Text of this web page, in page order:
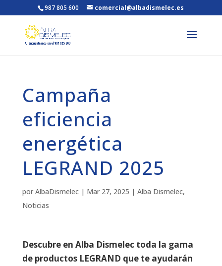
987 805 600 comercial@albadismelec.es
Campaña
eficiencia
energética
LEGRAND 2025
por AlbaDismelec| Mar 27, 2025 | Alba Dismelec,
Noticias
Descubre en Alba Dismelec toda la gama
de productos LEGRAND que te ayudarán